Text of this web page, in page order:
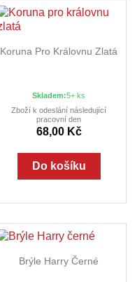
Koruna Pro Královnu Zlatá
Skladem:5+ ks
Zboží k odeslání následující
pracovní den
68,00 Kč
Do košíku
Brýle Harry Černé